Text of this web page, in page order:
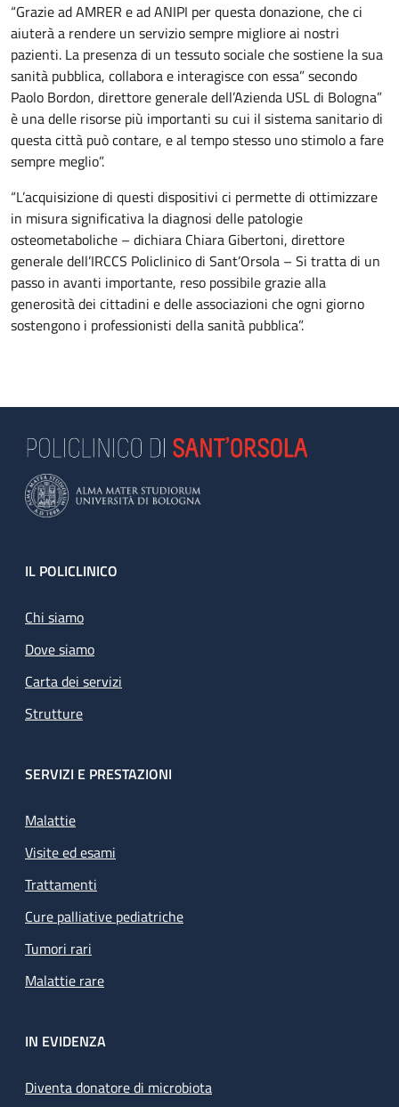
“Grazie ad AMRER e ad ANIPI per questa donazione, che ci
aiuterà a rendere un servizio sempre migliore ai nostri
pazienti. La presenza di un tessuto sociale che sostiene la sua
sanità pubblica, collabora e interagisce con essa” secondo
Paolo Bordon, direttore generale dell’Azienda USL di Bologna”
è una delle risorse più importanti su cui il sistema sanitario di
questa città può contare, e al tempo stesso uno stimolo a fare
sempre meglio”.
“L’acquisizione di questi dispositivi ci permette di ottimizzare
in misura significativa la diagnosi delle patologie
osteometaboliche – dichiara Chiara Gibertoni, direttore
generale dell’IRCCS Policlinico di Sant’Orsola – Si tratta di un
passo in avanti importante, reso possibile grazie alla
generosità dei cittadini e delle associazioni che ogni giorno
sostengono i professionisti della sanità pubblica”.
Footer
IL POLICLINICO
Chi siamo
Dove siamo
Carta dei servizi
Strutture
SERVIZI E PRESTAZIONI
Malattie
Visite ed esami
Trattamenti
Cure palliative pediatriche
Tumori rari
Malattie rare
IN EVIDENZA
Diventa donatore di microbiota